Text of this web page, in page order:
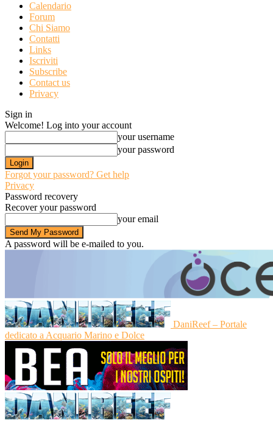
Calendario
Forum
Chi Siamo
Contatti
Links
Iscriviti
Subscribe
Contact us
Privacy
Sign in
Welcome! Log into your account
your username
your password
Forgot your password? Get help
Privacy
Password recovery
Recover your password
your email
A password will be e-mailed to you.
DaniReef – Portale
dedicato a Acquario Marino e Dolce